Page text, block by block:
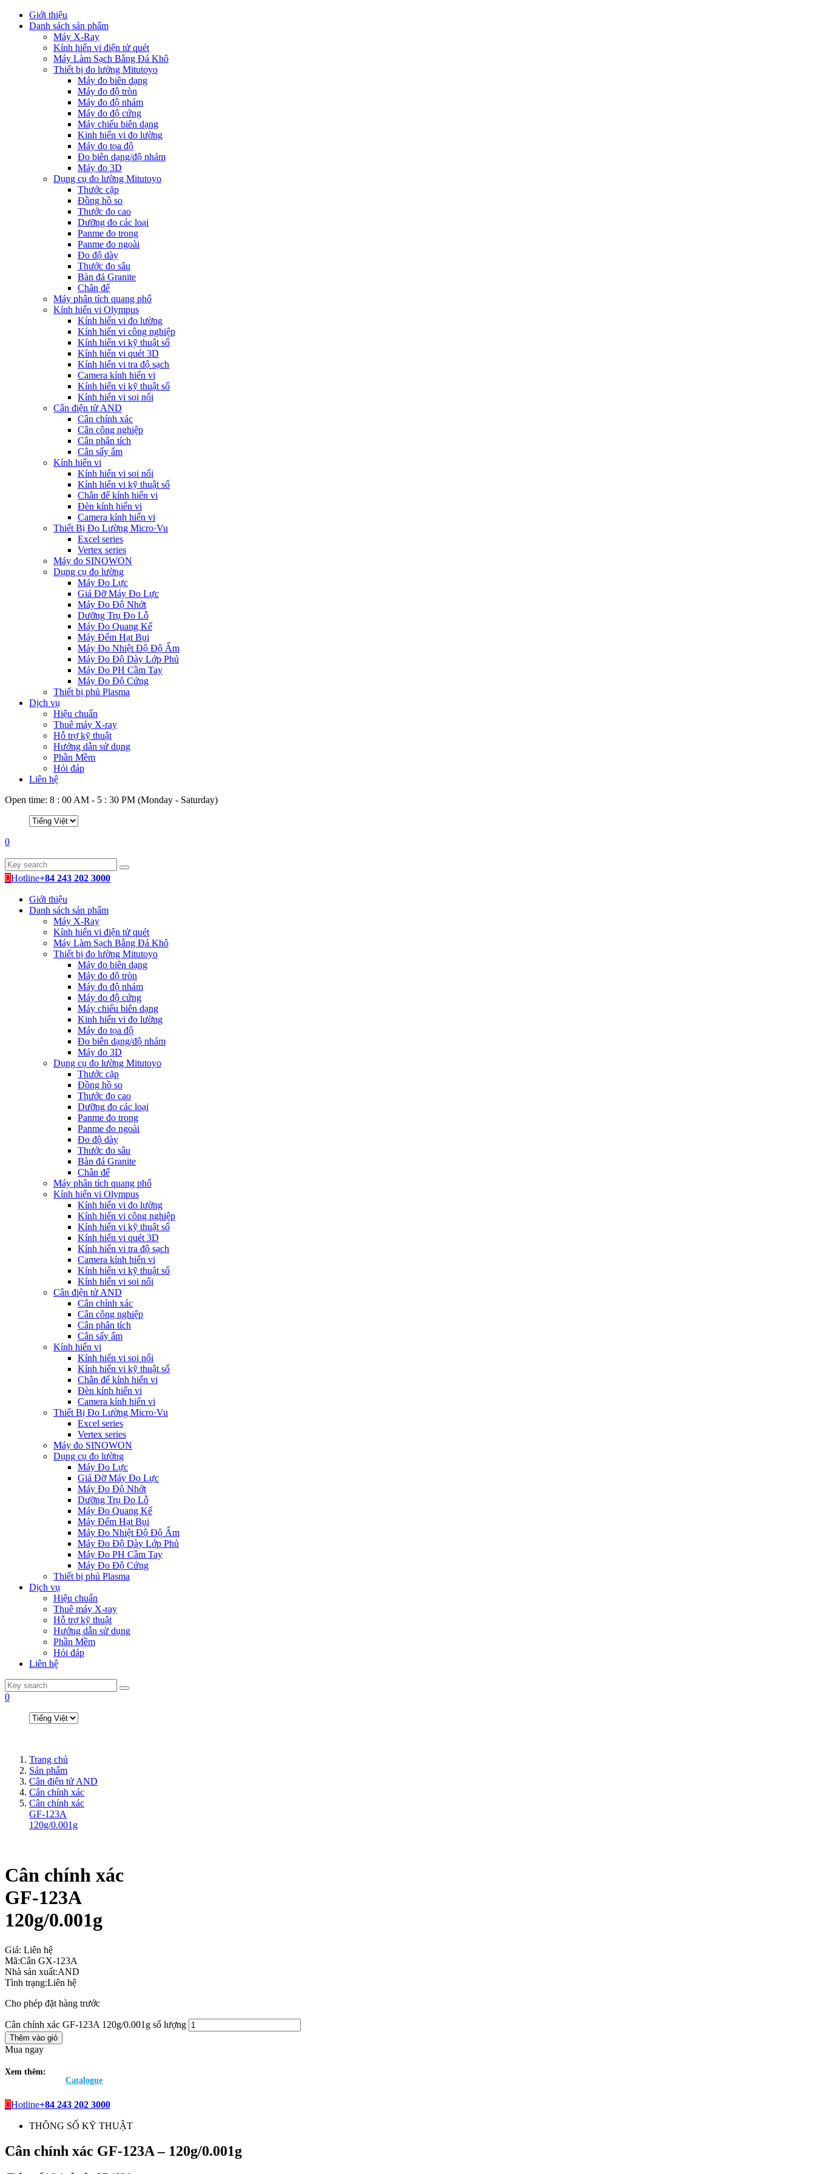
Giới thiệu
Danh sách sản phẩm
Máy X-Ray
Kính hiển vi điện tử quét
Máy Làm Sạch Bằng Đá Khô
Thiết bị đo lường Mitutoyo
Máy đo biên dạng
Máy đo độ tròn
Máy đo độ nhám
Máy đo độ cứng
Máy chiếu biên dạng
Kinh hiển vi đo lường
Máy đo tọa độ
Đo biên dạng/độ nhám
Máy đo 3D
Dụng cụ đo lường Mitutoyo
Thước cặp
Đồng hồ so
Thước đo cao
Dưỡng đo các loại
Panme đo trong
Panme đo ngoài
Đo độ dày
Thước đo sâu
Bàn đá Granite
Chân đế
Máy phân tích quang phổ
Kính hiển vi Olympus
Kính hiển vi đo lường
Kính hiển vi công nghiệp
Kính hiển vi kỹ thuật số
Kính hiển vi quét 3D
Kính hiển vi tra độ sạch
Camera kính hiển vi
Kính hiển vi kỹ thuật số
Kính hiển vi soi nổi
Cân điện tử AND
Cân chính xác
Cân công nghiệp
Cân phân tích
Cân sấy ẩm
Kính hiển vi
Kính hiển vi soi nổi
Kính hiển vi kỹ thuật số
Chân đế kính hiển vi
Đèn kính hiển vi
Camera kính hiển vi
Thiết Bị Đo Lường Micro·Vu
Excel series
Vertex series
Máy đo SINOWON
Dụng cụ đo lường
Máy Đo Lực
Giá Đỡ Máy Đo Lực
Máy Đo Độ Nhớt
Dưỡng Trụ Đo Lỗ
Máy Đo Quang Kế
Máy Đếm Hạt Bụi
Máy Đo Nhiệt Độ Độ Ẩm
Máy Đo Độ Dày Lớp Phủ
Máy Đo PH Cầm Tay
Máy Đo Độ Cứng
Thiết bị phủ Plasma
Dịch vụ
Hiệu chuẩn
Thuê máy X-ray
Hỗ trợ kỹ thuật
Hướng dẫn sử dụng
Phần Mềm
Hỏi đáp
Liên hệ
Open time: 8 : 00 AM - 5 : 30 PM (Monday - Saturday)
0
Hotline+84 243 202 3000
Giới thiệu
Danh sách sản phẩm
Máy X-Ray
Kính hiển vi điện tử quét
Máy Làm Sạch Bằng Đá Khô
Thiết bị đo lường Mitutoyo
Máy đo biên dạng
Máy đo độ tròn
Máy đo độ nhám
Máy đo độ cứng
Máy chiếu biên dạng
Kinh hiển vi đo lường
Máy đo tọa độ
Đo biên dạng/độ nhám
Máy đo 3D
Dụng cụ đo lường Mitutoyo
Thước cặp
Đồng hồ so
Thước đo cao
Dưỡng đo các loại
Panme đo trong
Panme đo ngoài
Đo độ dày
Thước đo sâu
Bàn đá Granite
Chân đế
Máy phân tích quang phổ
Kính hiển vi Olympus
Kính hiển vi đo lường
Kính hiển vi công nghiệp
Kính hiển vi kỹ thuật số
Kính hiển vi quét 3D
Kính hiển vi tra độ sạch
Camera kính hiển vi
Kính hiển vi kỹ thuật số
Kính hiển vi soi nổi
Cân điện tử AND
Cân chính xác
Cân công nghiệp
Cân phân tích
Cân sấy ẩm
Kính hiển vi
Kính hiển vi soi nổi
Kính hiển vi kỹ thuật số
Chân đế kính hiển vi
Đèn kính hiển vi
Camera kính hiển vi
Thiết Bị Đo Lường Micro·Vu
Excel series
Vertex series
Máy đo SINOWON
Dụng cụ đo lường
Máy Đo Lực
Giá Đỡ Máy Đo Lực
Máy Đo Độ Nhớt
Dưỡng Trụ Đo Lỗ
Máy Đo Quang Kế
Máy Đếm Hạt Bụi
Máy Đo Nhiệt Độ Độ Ẩm
Máy Đo Độ Dày Lớp Phủ
Máy Đo PH Cầm Tay
Máy Đo Độ Cứng
Thiết bị phủ Plasma
Dịch vụ
Hiệu chuẩn
Thuê máy X-ray
Hỗ trợ kỹ thuật
Hướng dẫn sử dụng
Phần Mềm
Hỏi đáp
Liên hệ
0
Trang chủ
Sản phẩm
Cân điện tử AND
Cân chính xác
Cân chính xác
GF-123A
120g/0.001g
Cân chính xác
GF-123A
120g/0.001g
Giá: Liên hệ
Mã:Cân GX-123A
Nhà sản xuất:AND
Tình trạng:Liên hệ
Cho phép đặt hàng trước
Cân chính xác GF-123A 120g/0.001g số lượng
Thêm vào giỏ
Mua ngay
Xem thêm:
Catalogue
Hotline+84 243 202 3000
THÔNG SỐ KỸ THUẬT
Cân chính xác GF-123A – 120g/0.001g